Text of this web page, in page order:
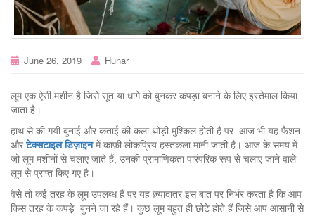
June 26, 2019 Hunar
लूम एक ऐसी मशीन है जिसे सूत या धागे को बुनकर कपड़ा बनाने के लिए इस्तेमाल किया
जाता है।
हाथ से की गयी बुनाई और कताई की कला थोड़ी मुश्किल होती है पर आज भी यह फैशन
औरटेक्सटाइल डिज़ाइन में काफ़ी लोकप्रिय हस्तकला मानी जाती है। आज के समय में
जो लूम मशीनों से चलाए जाते हैं, उनकी प्रामाणिकता पारंपरिक रूप से चलाए जाने वाले
लूम से प्राप्त किए गए है।
वैसे तो कई तरह के लूम उपलब्ध हैं पर यह ज़्यादातर इस बात पर निर्भर करता है कि आप
किस तरह के कपड़े बुनने जा रहे हैं। कुछ लूम बहुत ही छोटे होते हैं जिसे आप आसानी से